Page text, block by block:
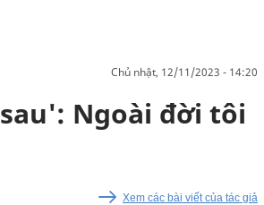
chủ nhật, 12/11/2023 - 14:20
Ngoài đời tôi
Xem các bài viết của tác giả